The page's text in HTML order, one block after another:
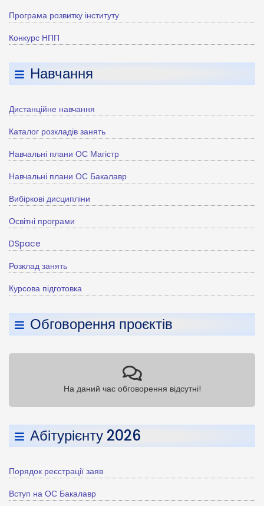
Програма розвитку інституту
Конкурс НПП
Навчання
Дистанційне навчання
Каталог розкладів занять
Навчальні плани ОС Магістр
Навчальні плани ОС Бакалавр
Вибіркові дисципліни
Освітні програми
DSpace
Розклад занять
Курсова підготовка
Обговорення проєктів
На даний час обговорення відсутні!
Абітурієнту 2026
Порядок реєстрації заяв
Вступ на ОС Бакалавр